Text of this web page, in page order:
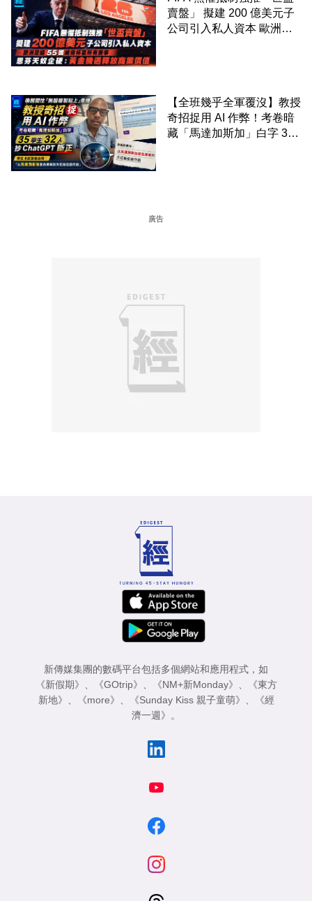
賣盤」 擬建 200 億美元子
公司引入私人資本 歐洲足
【全班幾乎全軍覆沒】教授
奇招捉用 AI 作弊！考卷暗
藏「馬達加斯加」白字 35
廣告
新傳媒集團的數碼平台包括多個網站和應用程式，如
《新假期》
《GOtrip》 《NM+新Monday》
《東方
新地》
《more》 《Sunday Kiss 親子童萌》
《經
濟一週》
。